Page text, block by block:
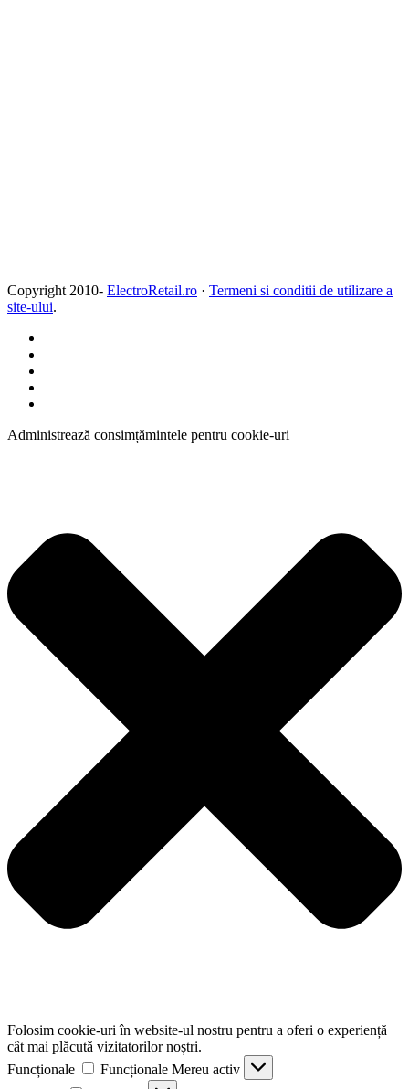
Copyright 2010- ElectroRetail.ro · Termeni si conditii de utilizare a
site-ului.
Administrează consimțămintele pentru cookie-uri
Folosim cookie-uri în website-ul nostru pentru a oferi o experiență
cât mai plăcută vizitatorilor noștri.
Funcționale
Funcționale Mereu activ